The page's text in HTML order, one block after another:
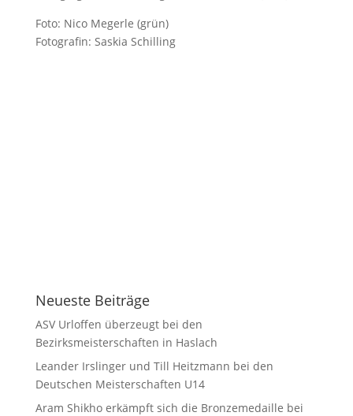
Foto: Nico Megerle (grün)
Fotografin: Saskia Schilling
Neueste Beiträge
ASV Urloffen überzeugt bei den
Bezirksmeisterschaften in Haslach
Leander Irslinger und Till Heitzmann bei den
Deutschen Meisterschaften U14
Aram Shikho erkämpft sich die Bronzemedaille bei